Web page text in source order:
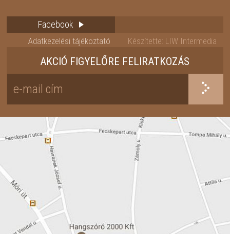
Facebook
Adatkezelési tájékoztató Készítette: LIW Intermedia
AKCIÓ FIGYELŐRE FELIRATKOZÁS